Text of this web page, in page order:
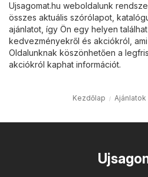
Ujsagomat.hu weboldalunk
összes aktuális szórólapot,
ajánlatot, így Ön egy helyen
kedvezményekről és akciókról,
Oldalunknak köszönhetően a
akciókról kaphat információt.
Kezdőlap